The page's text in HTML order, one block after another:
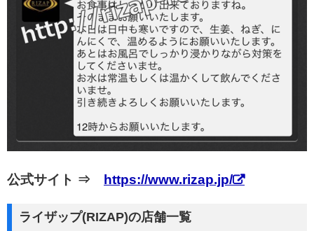
公式サイト ⇒ https://www.rizap.jp/
ライザップ(RIZAP)の店舗一覧